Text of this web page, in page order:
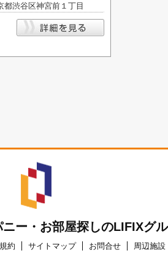
都渋谷区神宮前１丁目
ー・お部屋探しのLIFIXグ
約 サイトマップ お問合せ 周辺施設